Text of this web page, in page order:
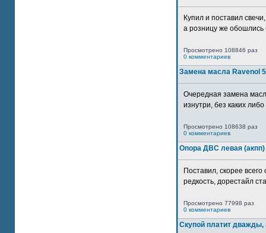
Купил и поставил
а розницу же обошлись
Просмотрено 108846 раз
0 комментариев
Замена масла Ravenol
Очередная замена
изнутри, без каких
Просмотрено 108638 раз
0 комментариев
Опора ДВС левая (акпп)
Поставил, скорее
редкость, дорестайл
Просмотрено 77998 раз
0 комментариев
Скупой платит